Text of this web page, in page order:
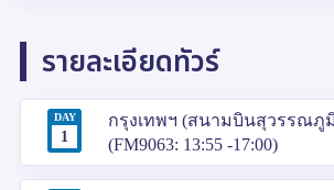
รายละเอียดทัวร์
DAY
1
กรุงเทพฯ (สนามบินสุวรรณภูมิ
(FM9063: 13:55 -17:00)